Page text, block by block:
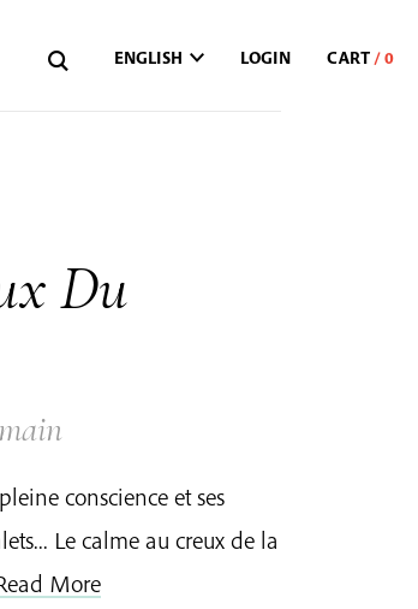
ENGLISH LOGIN
Du
conscience et ses
Le calme au creux de la
More